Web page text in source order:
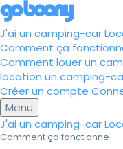
J'ai un camping-car
Comment ça
Comment louer un
location un camping-
Créer un compte
Menu
J'ai un camping-car
Comment ça fonctionne